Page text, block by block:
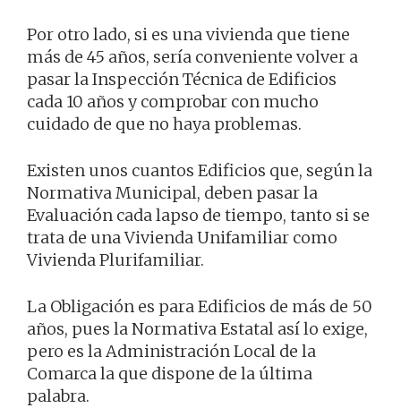
Por otro lado, si es una vivienda que tiene
más de 45 años, sería conveniente volver a
pasar la Inspección Técnica de Edificios
cada 10 años y comprobar con mucho
cuidado de que no haya problemas.
Existen unos cuantos Edificios que, según la
Normativa Municipal, deben pasar la
Evaluación cada lapso de tiempo, tanto si se
trata de una Vivienda Unifamiliar como
Vivienda Plurifamiliar.
La Obligación es para Edificios de más de 50
años, pues la Normativa Estatal así lo exige,
pero es la Administración Local de la
Comarca la que dispone de la última
palabra.